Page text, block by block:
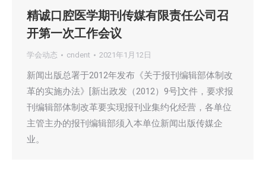
精诚口腔医学期刊传媒有限责任公司召
开第一次工作会议
学会动态 cndent 2021年1月12日
新闻出版总署于2012年发布《关于报刊编辑部体制改
革的实施办法》[新出政发（2012）9号]文件，要求报
刊编辑部体制改革要实现报刊业集约化经营，各单位
主管主办的报刊编辑部须入本单位新闻出版传媒企
业。